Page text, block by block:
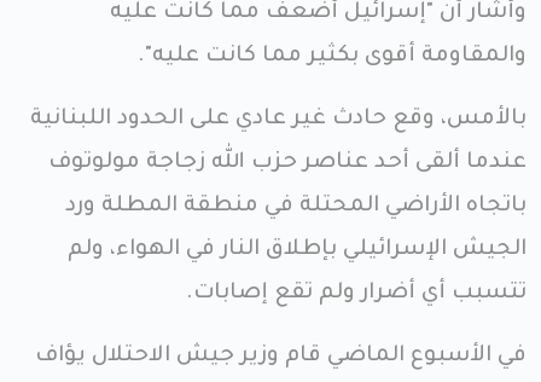
وأشار أن "إسرائيل أضعف مما كانت عليه
والمقاومة أقوى بكثير مما كانت عليه".
بالأمس، وقع حادث غير عادي على الحدود اللبنانية
عندما ألقى أحد عناصر حزب الله زجاجة مولوتوف
باتجاه الأراضي المحتلة في منطقة المطلة ورد
الجيش الإسرائيلي بإطلاق النار في الهواء، ولم
تتسبب أي أضرار ولم تقع إصابات.
في الأسبوع الماضي قام وزير جيش الاحتلال يؤاف